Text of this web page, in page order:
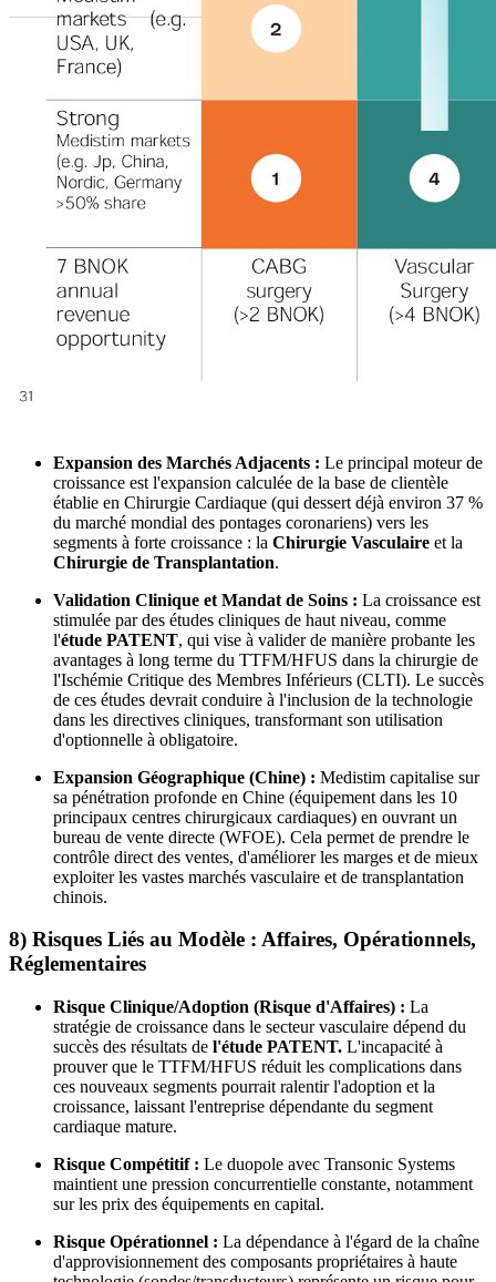
Expansion des Marchés Adjacents : Le principal moteur de
croissance est l'expansion calculée de la base de clientèle
établie en Chirurgie Cardiaque (qui dessert déjà environ 37 %
du marché mondial des pontages coronariens) vers les
segments à forte croissance : la Chirurgie Vasculaire et la
Chirurgie de Transplantation.
Validation Clinique et Mandat de Soins : La croissance est
stimulée par des études cliniques de haut niveau, comme
l'étude PATENT, qui vise à valider de manière probante les
avantages à long terme du TTFM/HFUS dans la chirurgie de
l'Ischémie Critique des Membres Inférieurs (CLTI). Le succès
de ces études devrait conduire à l'inclusion de la technologie
dans les directives cliniques, transformant son utilisation
d'optionnelle à obligatoire.
Expansion Géographique (Chine) : Medistim capitalise sur
sa pénétration profonde en Chine (équipement dans les 10
principaux centres chirurgicaux cardiaques) en ouvrant un
bureau de vente directe (WFOE). Cela permet de prendre le
contrôle direct des ventes, d'améliorer les marges et de mieux
exploiter les vastes marchés vasculaire et de transplantation
chinois.
8) Risques Liés au Modèle : Affaires, Opérationnels,
Réglementaires
Risque Clinique/Adoption (Risque d'Affaires) : La
stratégie de croissance dans le secteur vasculaire dépend du
succès des résultats de l'étude PATENT. L'incapacité à
prouver que le TTFM/HFUS réduit les complications dans
ces nouveaux segments pourrait ralentir l'adoption et la
croissance, laissant l'entreprise dépendante du segment
cardiaque mature.
Risque Compétitif : Le duopole avec Transonic Systems
maintient une pression concurrentielle constante, notamment
sur les prix des équipements en capital.
Risque Opérationnel : La dépendance à l'égard de la chaîne
d'approvisionnement des composants propriétaires à haute